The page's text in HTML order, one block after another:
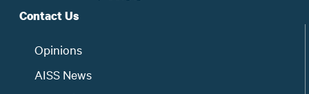
Contact Us
Opinions
AISS News